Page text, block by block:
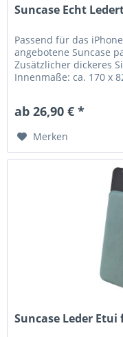
Suncase Echt
Passend für das
angebotene Suncase
Zusätzlicher dickeres
Innenmaße: ca. 170 x
ab 26,90 € *
Merken
Suncase Leder Etui